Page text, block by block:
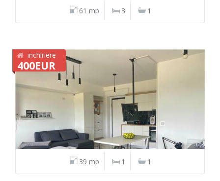
61 mp 3 1
inchiriere
400EUR
39 mp 1 1